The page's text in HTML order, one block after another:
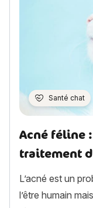
Santé chat
Acné féline
traitement
L’acné est un
l’être humain